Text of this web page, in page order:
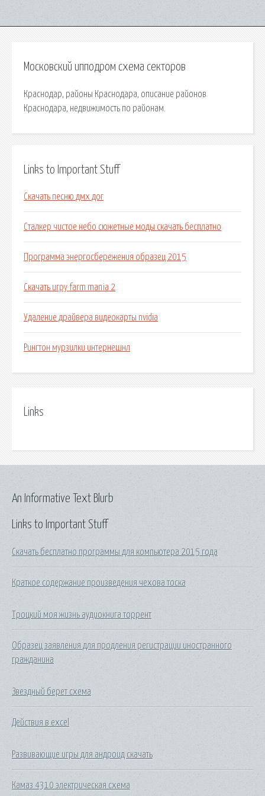
Московский ипподром схема секторов
Краснодар, районы Краснодара, описание районов
Краснодара, недвижимость по районам.
Links to Important Stuff
Скачать песню дмх дог
Сталкер чистое небо сюжетные моды скачать бесплатно
Программа энергосбережения образец 2015
Скачать игру farm mania 2
Удаление драйвера видеокарты nvidia
Рингтон мурзилки интернешнл
Links
Links to Important Stuff
Скачать бесплатно программы для компьютера 2015 года
Краткое содержание произведения чехова тоска
Троцкий моя жизнь аудиокнига торрент
Образец заявления для продления регистрации иностранного
гражданина
Звездный берет схема
Действия в excel
Развивающие игры для андроид скачать
Камаз 4310 электрическая схема
An Informative Text Blurb